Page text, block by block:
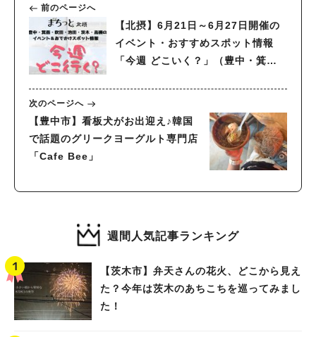
前のページへ
【北摂】6月21日～6月27日開催の
イベント・おすすめスポット情報
「今週 どこいく？」（豊中・箕
次のページへ
【豊中市】看板犬がお出迎え♪韓国
で話題のグリークヨーグルト専門店
「Cafe Bee」
週間人気記事ランキング
【茨木市】弁天さんの花火、どこから見え
た？今年は茨木のあちこちを巡ってみまし
た！